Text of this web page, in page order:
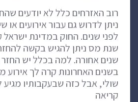
רוב האזרחים כלל לא יודעים
ניתן לדרוש גם עבור אירועים או
לפני שנים. החוק במדינת
שנת מס ניתן להגיש בקשה
שנים אחורה. למה בכלל יש
בשנים האחרונות קרה לך אירוע
שולי, אבל כזה שבעקבותיו
קריאה